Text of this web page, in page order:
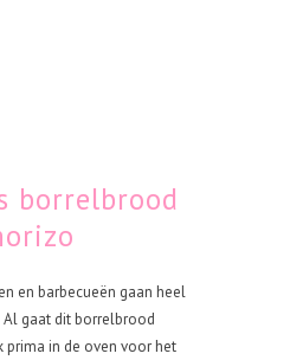
borrelbrood
en barbecueën gaan heel
Al gaat dit borrelbrood
prima in de oven voor het